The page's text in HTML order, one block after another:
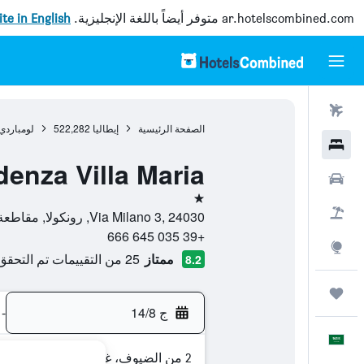
ar.hotelscombined.com متوفر أيضاً باللغة الإنجليزية. in English
الصفحة الرئيسية إيطاليا 522,282 لومباردي
Villa Maria
نجمة واحدة
Via Milano 3, 24030, رونكولا, مقاطعة بيرغامو, إيطاليا
+39 035 645 666
8.2 ممتاز 25 من التقييمات تم التحقق منها
ج 14/8 -
2 من الضيوف، غرفة واحدة